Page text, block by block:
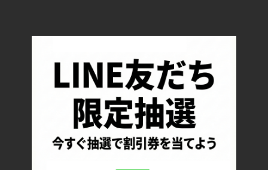
配送・送料について
返品について
お支払い方法について
特定商取引法に基づく表記
プライバシーポリシー
ロッカーズについて